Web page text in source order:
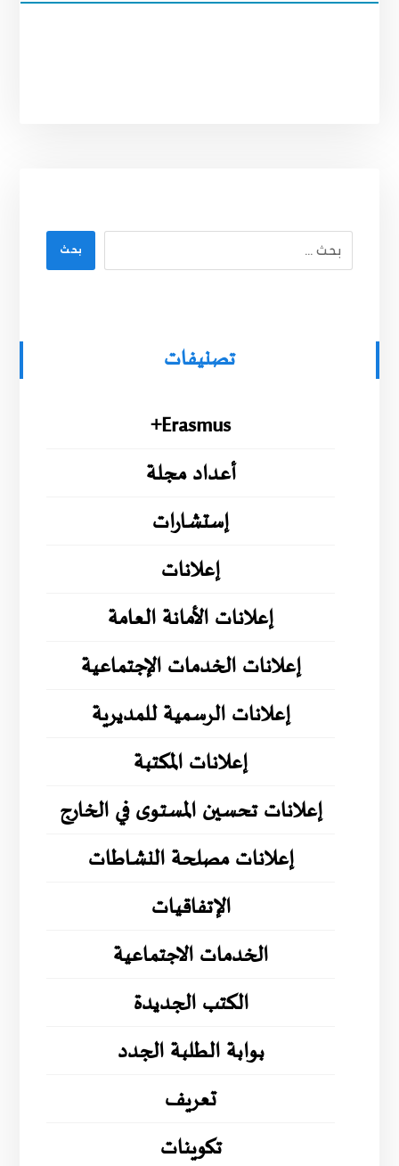
بحث
تصنيفات
Erasmus+
أعداد مجلة
إستشارات
إعلانات
إعلانات الأمانة العامة
إعلانات الخدمات الإجتماعية
إعلانات الرسمية للمديرية
إعلانات المكتبة
إعلانات تحسين المستوى في الخارج
إعلانات مصلحة النشاطات
الإتفاقيات
الخدمات الاجتماعية
الكتب الجديدة
بوابة الطلبة الجدد
تعريف
تكوينات